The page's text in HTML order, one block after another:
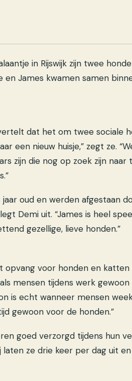
in Rijswijk zijn twee
en James kwamen samen
dat het om twee sociale
een nieuw huisje,” zegt ze.
zijn die nog op zoek zijn
oud en werden afgestaan
Demi uit. “James is heel
gezellige, lieve honden.”
opvang voor honden en
mensen tijdens werk
is echt wanneer mensen
gewoon voor de honden.”
goed verzorgd tijdens hun
laten ze drie keer per dag uit